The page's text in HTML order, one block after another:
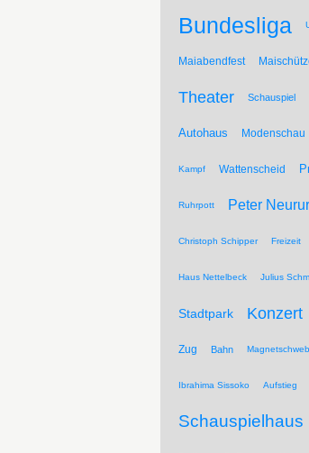
Bundesliga
Maiabendfest
Theater Schauspiel
Autohaus Modenschau
Kampf Wattenscheid
Ruhrpott Peter
Christoph Schipper Freizeit
Haus Nettelbeck Julius
Stadtpark Konzert
Zug Bahn
Ibrahima Sissoko Aufstieg
Schauspielhaus